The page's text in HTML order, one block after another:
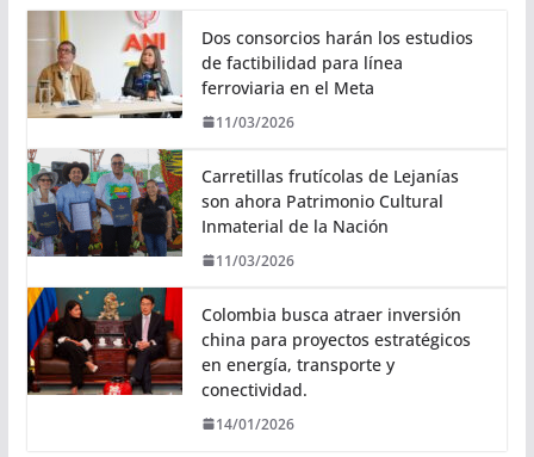
Dos consorcios harán los estudios
de factibilidad para línea
ferroviaria en el Meta
11/03/2026
Carretillas frutícolas de Lejanías
son ahora Patrimonio Cultural
Inmaterial de la Nación
11/03/2026
Colombia busca atraer inversión
china para proyectos estratégicos
en energía, transporte y
conectividad.
14/01/2026